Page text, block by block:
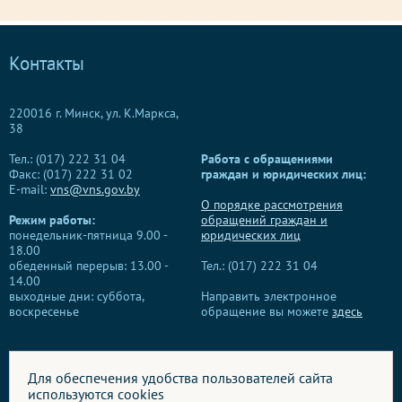
Для обеспечения удобства пользователей сайта
используются cookies
Контакты
220016 г. Минск, ул. К.Маркса,
38
Тел.: (017) 222 31 04
Факс: (017) 222 31 02
E-mail: vns@vns.gov.by
Режим работы:
понедельник-пятница 9.00 -
18.00
обеденный перерыв: 13.00 -
14.00
выходные дни: суббота,
воскресенье
Работа с обращениями
граждан и юридических лиц:
О порядке рассмотрения
обращений граждан и
юридических лиц
Тел.: (017) 222 31 04
Направить электронное
обращение вы можете здесь